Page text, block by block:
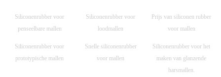
Siliconenrubber voor
penseelbare mallen
Siliconenrubber voor
loodmallen
Prijs van siliconen rubber
voor mallen
Siliconenrubber voor
prototypische mallen
Snelle siliconenrubber
voor mallen
Siliconenrubber voor het
maken van glanzende
harsmallen.